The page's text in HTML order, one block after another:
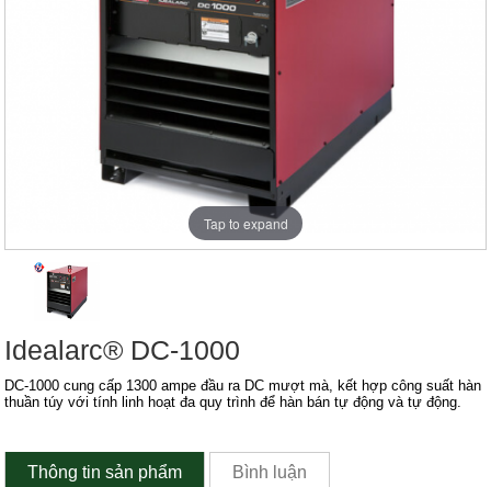
Tap to expand
Idealarc® DC-1000
DC-1000 cung cấp 1300 ampe đầu ra DC mượt mà, kết hợp công suất hàn
thuần túy với tính linh hoạt đa quy trình để hàn bán tự động và tự động.
Thông tin sản phẩm Bình luận